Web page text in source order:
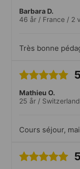
Barbara D.
46 år / France / 2
Très bonne
vendredis,
favorisant
5
Mathieu O.
25 år / Switzerland
Cours séjour,
de place,
5